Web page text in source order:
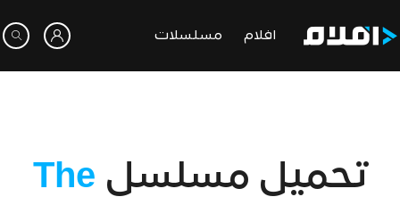
افلام مسلسلات
تحميل مسلسل The